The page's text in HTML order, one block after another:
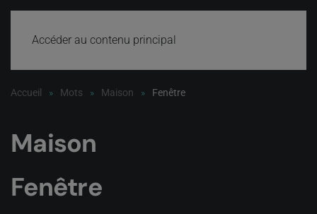
Accéder au contenu principal
Accueil Mots Maison Fenêtre
Maison
Fenêtre